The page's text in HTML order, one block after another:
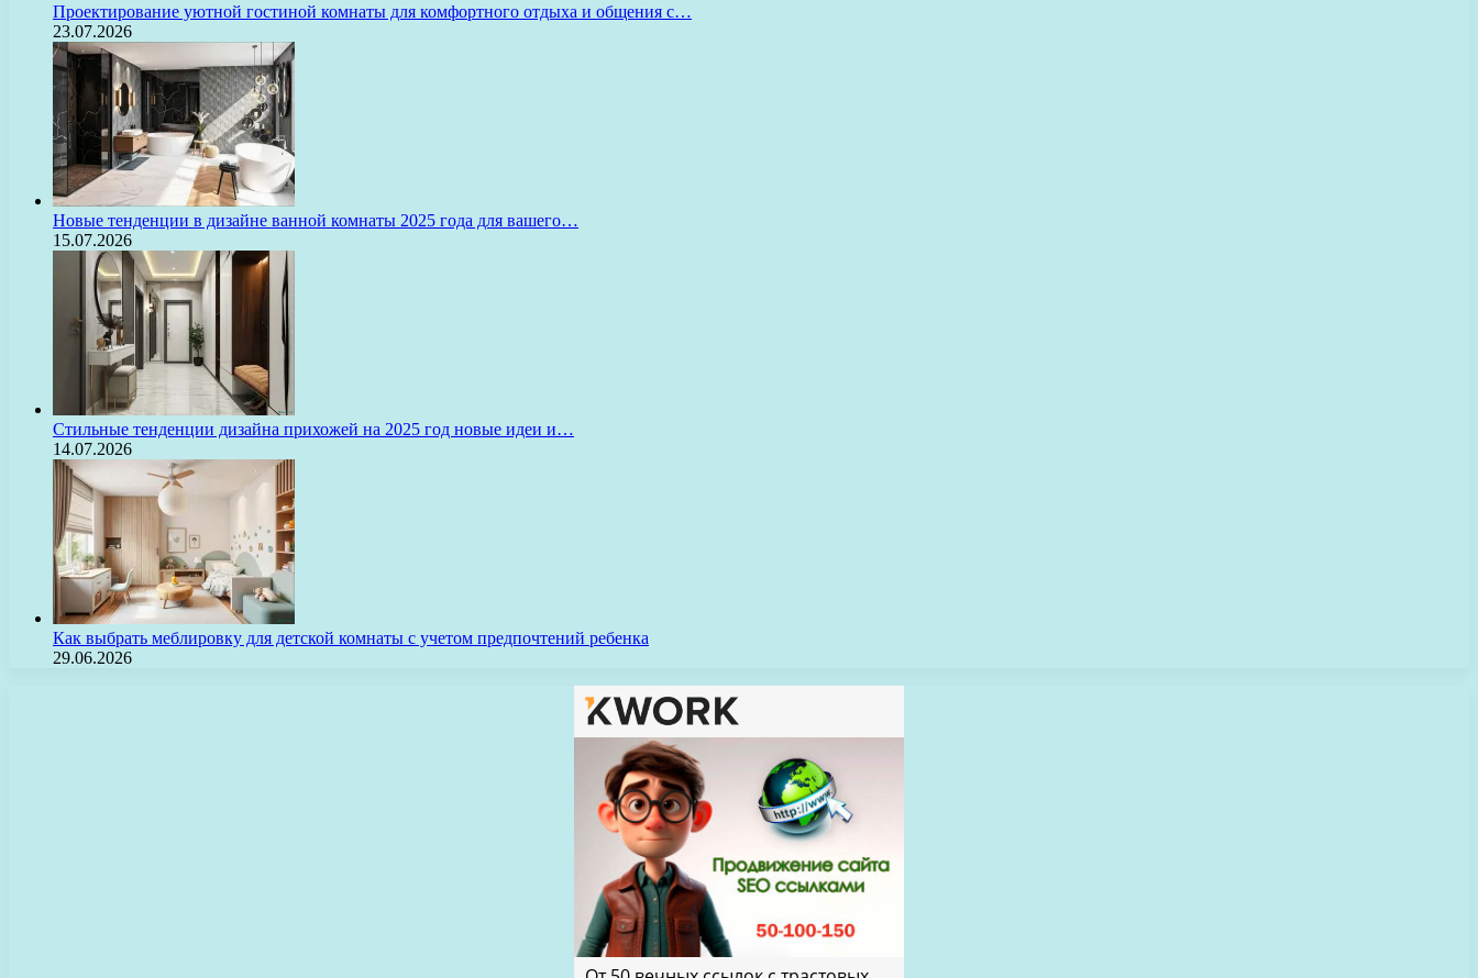
Проектирование уютной гостиной комнаты для комфортного отдыха и общения с…
23.07.2026
Новые тенденции в дизайне ванной комнаты 2025 года для вашего…
15.07.2026
Стильные тенденции дизайна прихожей на 2025 год новые идеи и…
14.07.2026
Как выбрать меблировку для детской комнаты с учетом предпочтений ребенка
29.06.2026